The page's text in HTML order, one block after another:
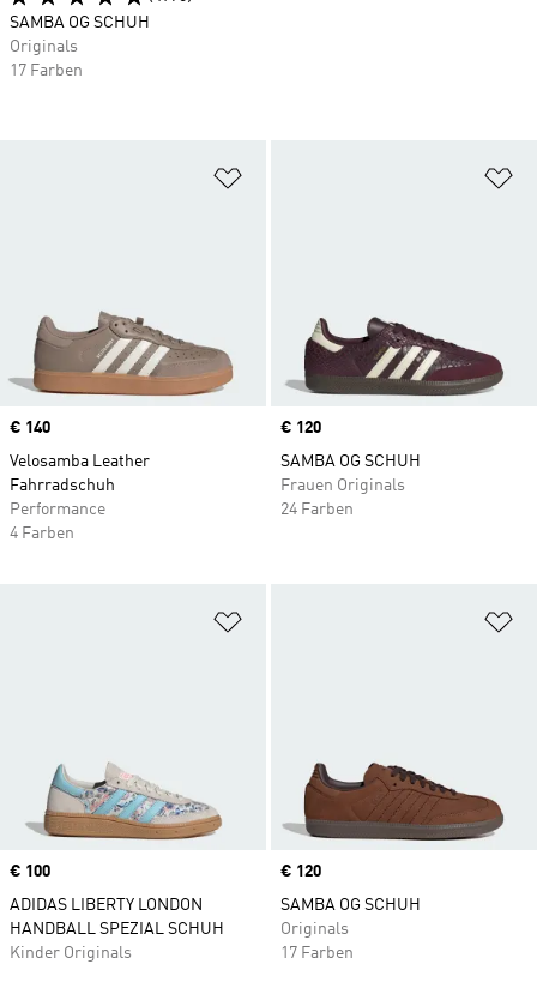
Price
€ 140
Velosamba Leather
Fahrradschuh
Performance
4 Farben
Price
€ 120
SAMBA OG SCHUH
Frauen Originals
24 Farben
Price
€ 100
ADIDAS LIBERTY LONDON
HANDBALL SPEZIAL SCHUH
Kinder Originals
Price
€ 120
SAMBA OG SCHUH
Originals
17 Farben
SAMBA OG SCHUH
Originals
17 Farben